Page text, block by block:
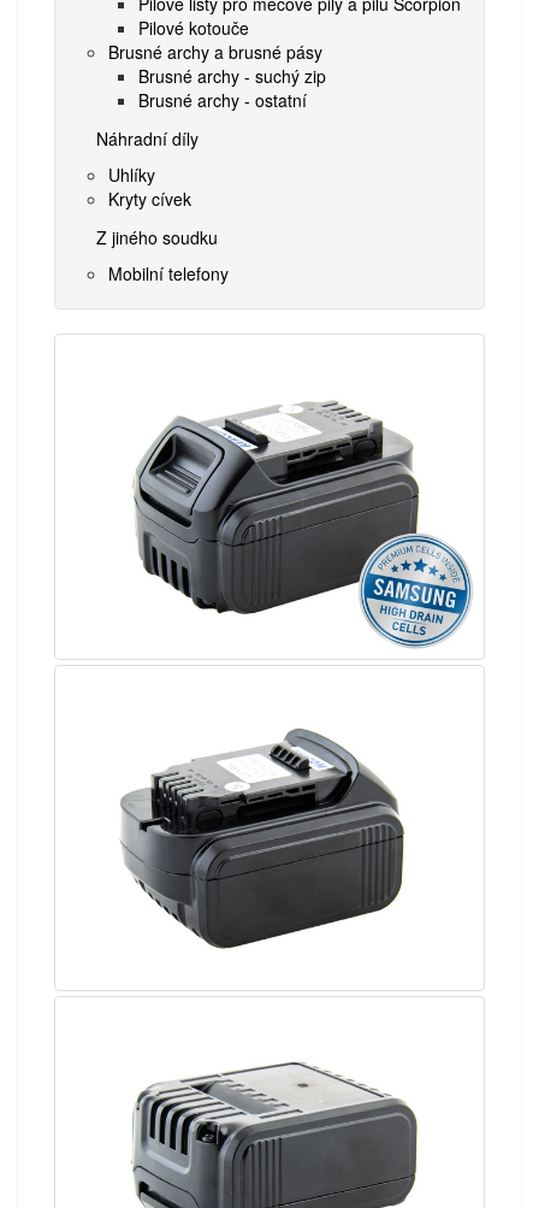
Pilové kotouče
Brusné archy a brusné pásy
Brusné archy - suchý zip
Brusné archy - ostatní
Náhradní díly
Uhlíky
Kryty cívek
Z jiného soudku
Mobilní telefony